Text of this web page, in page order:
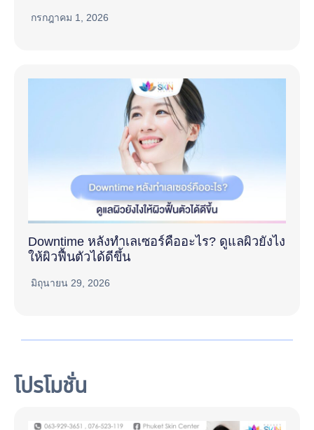
กรกฎาคม 1, 2026
Downtime หลังทำเลเซอร์คืออะไร? ดูแลผิวยังไง
ให้ผิวฟื้นตัวได้ดีขึ้น
มิถุนายน 29, 2026
โปรโมชั่น